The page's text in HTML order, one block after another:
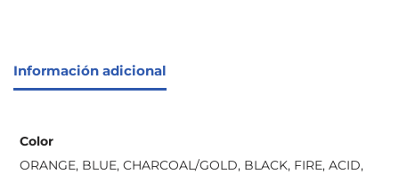
Información adicional
Color
ORANGE, BLUE, CHARCOAL/GOLD, BLACK, FIRE, ACID,